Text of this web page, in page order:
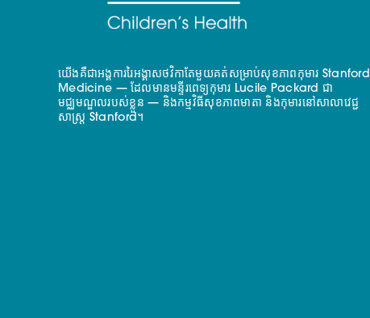
យើងគឺជាអង្គការរៃអង្គាសថវិកាតែមួយគត់សម្រាប់សុខភាពកុមារ Stanford
Medicine — ដែលមានមន្ទីរពេទ្យកុមារ Lucile Packard ជា
មជ្ឈមណ្ឌលរបស់ខ្លួន — និងកម្មវិធីសុខភាពមាតា និងកុមារនៅសាលាវេជ្ជ
សាស្ត្រ Stanford។